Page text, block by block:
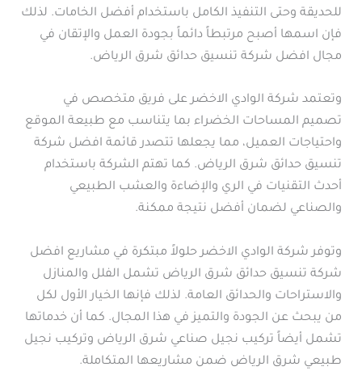
للحديقة وحتى التنفيذ الكامل باستخدام أفضل الخامات. لذلك
فإن اسمها أصبح مرتبطاً دائماً بجودة العمل والإتقان في
مجال افضل شركة تنسيق حدائق شرق الرياض.
وتعتمد شركة الوادي الاخضر على فريق متخصص في
تصميم المساحات الخضراء بما يتناسب مع طبيعة الموقع
واحتياجات العميل، مما يجعلها تتصدر قائمة افضل شركة
تنسيق حدائق شرق الرياض. كما تهتم الشركة باستخدام
أحدث التقنيات في الري والإضاءة والعشب الطبيعي
والصناعي لضمان أفضل نتيجة ممكنة.
وتوفر شركة الوادي الاخضر حلولاً مبتكرة في مشاريع افضل
شركة تنسيق حدائق شرق الرياض تشمل الفلل والمنازل
والاستراحات والحدائق العامة. لذلك فإنها الخيار الأول لكل
من يبحث عن الجودة والتميز في هذا المجال. كما أن خدماتها
تشمل أيضاً تركيب نجيل صناعي شرق الرياض وتركيب نجيل
طبيعي شرق الرياض ضمن مشاريعها المتكاملة.